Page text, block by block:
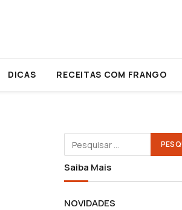
DICAS RECEITAS COM FRANGO
Saiba Mais
NOVIDADES